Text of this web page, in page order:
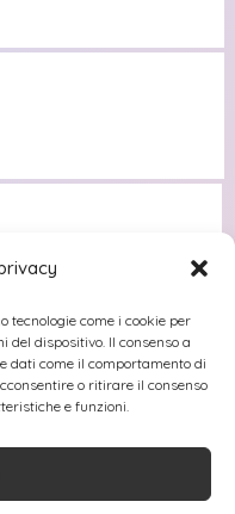
tecnologie come i cookie per
del dispositivo. Il consenso a
dati come il comportamento di
o ritirare il consenso
e funzioni.